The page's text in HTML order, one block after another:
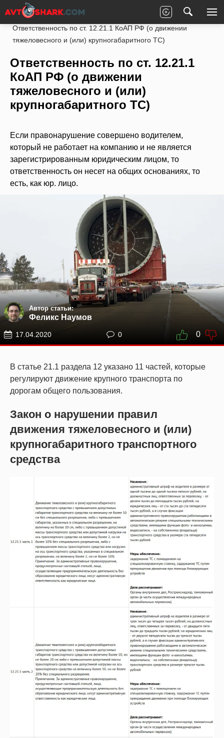
Главная Законы
Штрафы ГИБДД
Ответственность по ст. 12.21.1 КоАП РФ (о движении
тяжеловесного и (или) крупногабаритного ТС)
Ответственность по ст. 12.21.1
КоАП РФ (о движении
тяжеловесного и (или)
крупногабаритного ТС)
Если правонарушение совершено водителем,
который не работает на компанию и не является
зарегистрированным юридическим лицом, то
ответственность он несет на общих основаниях, то
есть, как юр. лицо.
Автор статьи:
Феликс Наумов
17.04.2020 0 0
В статье 21.1 раздела 12 указано 11 частей, которые
регулируют движение крупного транспорта по
дорогам общего пользования.
Закон о нарушении правил
движения тяжеловесного и (или)
крупногабаритного транспортного
средства